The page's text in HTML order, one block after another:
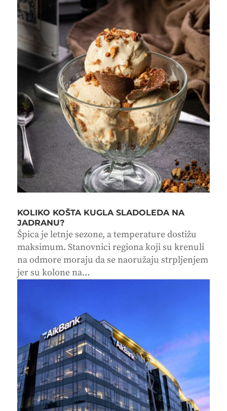
KOLIKO KOŠTA KUGLA SLADOLEDA NA
JADRANU?
Špica je letnje sezone, a temperature dostižu
maksimum. Stanovnici regiona koji su krenuli
na odmore moraju da se naoružaju strpljenjem
jer su kolone na...